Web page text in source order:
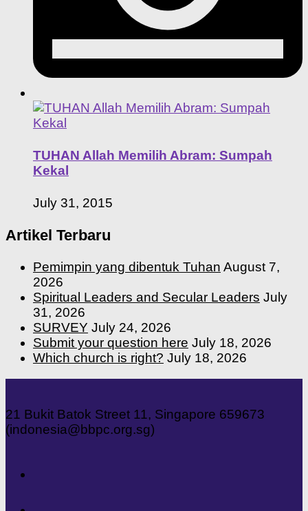
TUHAN Allah Memilih Abram: Sumpah
Kekal
July 31, 2015
Artikel Terbaru
Pemimpin yang dibentuk Tuhan August 7,
2026
Spiritual Leaders and Secular Leaders July
31, 2026
SURVEY July 24, 2026
Submit your question here July 18, 2026
Which church is right? July 18, 2026
21 Bukit Batok Street 11, Singapore 659673
(indonesia@bbpc.org.sg)